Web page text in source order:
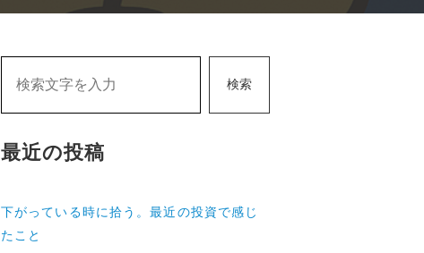
検索
最近の投稿
下がっている時に拾う。最近の投資で感じ
たこと